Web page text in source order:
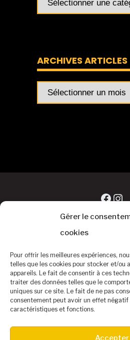
Gérer le
cookies
Pour offrir les meilleures expériences,
telles que les cookies pour stocker et/ou
appareils. Le fait de consentir à ces
traiter des données telles que le
uniques sur ce site. Le fait de ne pas
consentement peut avoir un effet négatif
caractéristiques et fonctions.
Accepter
ARCHIVES ARTICLES
articles
©Baseball Club